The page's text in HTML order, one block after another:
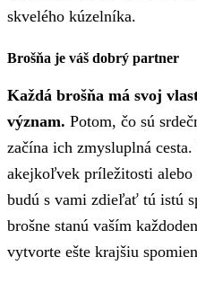
skvelého kúzelníka.
Brošňa je váš dobrý partner
Každá brošňa má svoj
význam. Potom, čo sú
začína ich zmysluplná
akejkoľvek príležitosti
budú s vami zdieľať tú istú
brošne stanú vaším
vytvorte ešte krajšiu